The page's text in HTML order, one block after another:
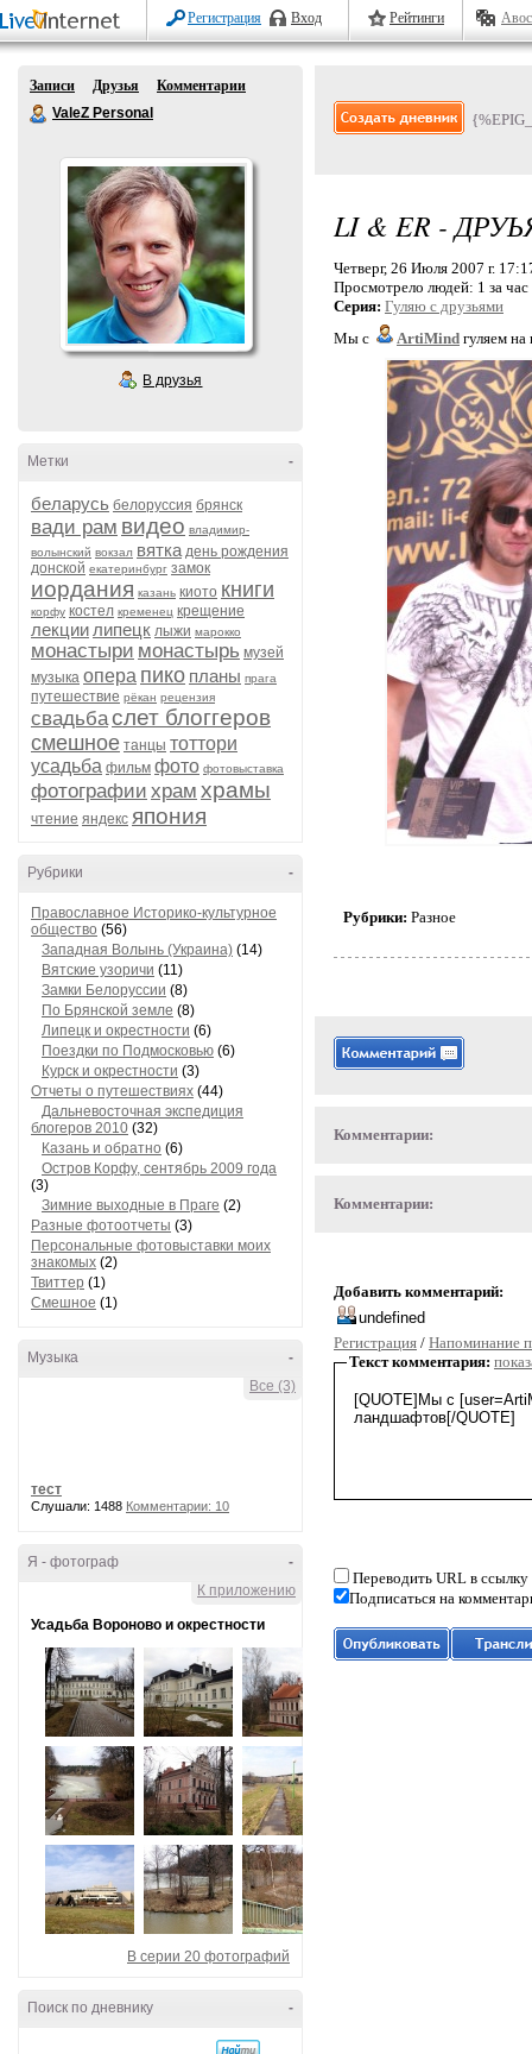
Регистрация Вход Рейтинги
Записи Друзья
Комментарии
ValeZ Personal
В друзья
-
Метки
беларусь белоруссия брянск
вади рам видео владимир-
волынский вокзал вятка день рождения
донской екатеринбург замок
иордания казань киото книги
корфу костел кременец крещение
лекции липецк лыжи марокко
монастыри монастырь музей
музыка опера пико планы прага
путешествие рёкан рецензия
свадьбаслет блоггеров
смешное танцы тоттори
усадьба фильм фото фотовыставка
фотографии храм храмы
чтение яндекс япония
-
Рубрики
Православное Историко-культурное
общество (56)
Западная Волынь (Украина) (14)
Вятские узоричи (11)
Замки Белоруссии (8)
По Брянской земле (8)
Липецк и окрестности (6)
Поездки по Подмосковью (6)
Курск и окрестности (3)
Отчеты о путешествиях (44)
Дальневосточная экспедиция
блогеров 2010 (32)
Казань и обратно (6)
Остров Корфу, сентябрь 2009 года
(3)
Зимние выходные в Праге (2)
Разные фотоотчеты (3)
Персональные фотовыставки моих
знакомых (2)
Твиттер (1)
Смешное (1)
-
Музыка
Все (3)
тест
Слушали: 1488 Комментарии: 10
-
Я - фотограф
К приложению
Усадьба Вороново и окрестности
В серии 20 фотографий
-
Поиск по дневнику
LI & ER -
Четверг, 26 Июля 2007 г.
Просмотрело людей: 1 за
Серия: Гуляю с друзьями
Мы с
ArtiMind гуляем
Рубрики: Разное
Комментарии:
Комментарии:
Добавить комментарий:
Регистрация / Напоминание
Текст комментария:
Переводить URL в ссылку
Подписаться на